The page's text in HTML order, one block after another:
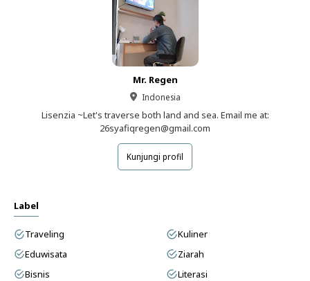
Mr. Regen
Indonesia
Lisenzia ~Let's traverse both land and sea. Email me at:
26syafiqregen@gmail.com
Kunjungi profil
Label
Traveling
Kuliner
Eduwisata
Ziarah
Bisnis
Literasi